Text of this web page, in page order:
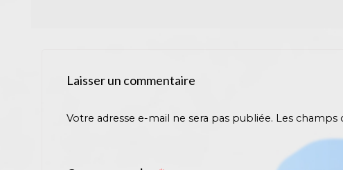
Laisser un commentaire
Votre adresse e-mail ne sera pas publiée. Les champs